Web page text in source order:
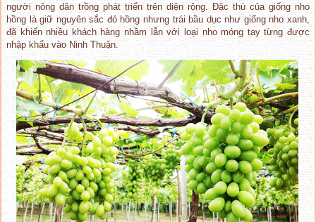
người nông dân trồng phát triển trên diện rộng. Đặc thù của giống nho
hồng là giữ nguyên sắc đỏ hồng nhưng trái bầu dục như giống nho xanh,
đã khiến nhiều khách hàng nhầm lẫn với loại nho móng tay từng được
nhập khẩu vào Ninh Thuận.